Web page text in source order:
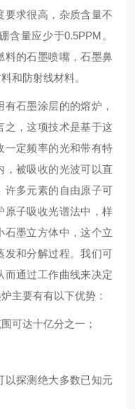
要求很高，杂质含量不
含量应少于0.5PPM。
料的石墨喷嘴，石墨鼻
和防射线材料。
石墨涂层的的熔炉，
之，这项技术是基于这
一定频率的光和带有特
，被吸收的光波可以直
许多元素的自由原子可
原子吸收光谱法中，样
石墨立方体中，这个立
发和分解过程。我们可
而通过工作曲线来决定
主要有有以下优势：
可达十亿分之一；
以探测绝大多数已知元